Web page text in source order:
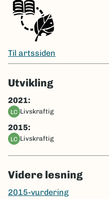
Til artssiden
Utvikling
2021:
LC livskraftig
2015:
LC livskraftig
Videre lesning
2015-vurdering